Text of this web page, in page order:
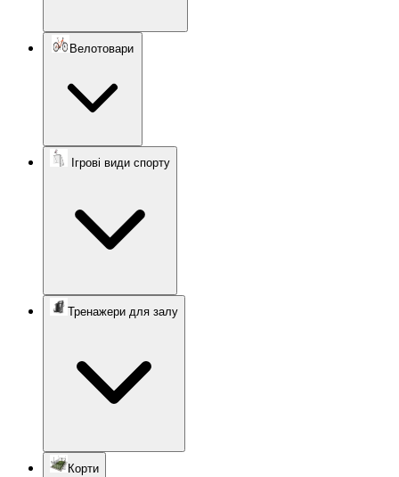
Ігрові види спорту
Тренажери для залу
Корти